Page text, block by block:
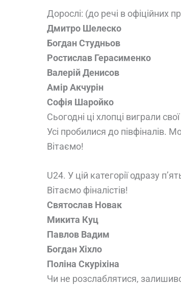
Дорослі: (до речі в офіційних
Дмитро Шелеско
Богдан Студньов
Ростислав Герасименко
Валерій Денисов
Амір Акчурін
Софія Шаройко
Сьогодні ці хлопці виграли
Усі пробилися до півфіналів.
Вітаємо!
U24. У цій категорії одразу
Вітаємо фіналістів!
Святослав Новак
Микита Куц
Павлов Вадим
Богдан Хіхло
Поліна Скуріхіна
Чи не розслаблятися,